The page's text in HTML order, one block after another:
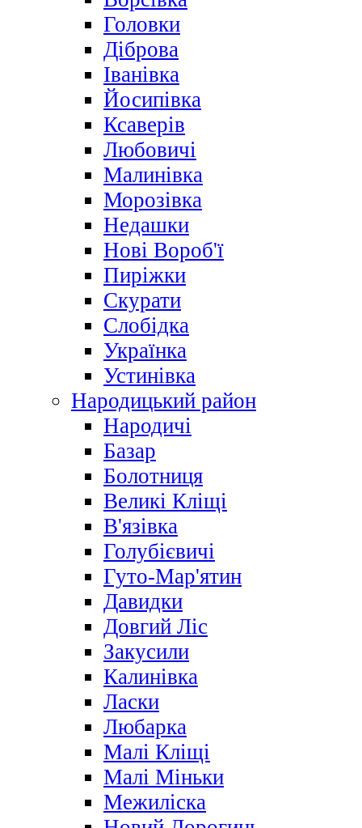
Головки
Діброва
Іванівка
Йосипівка
Ксаверів
Любовичі
Малинівка
Морозівка
Недашки
Нові Вороб'ї
Пиріжки
Скурати
Слобідка
Українка
Устинівка
Народицький район
Народичі
Базар
Болотниця
Великі Кліщі
В'язівка
Голубієвичі
Гуто-Мар'ятин
Давидки
Довгий Ліс
Закусили
Калинівка
Ласки
Любарка
Малі Кліщі
Малі Міньки
Межиліска